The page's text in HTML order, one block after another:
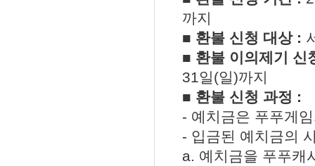
까지
■ 환불 신청 대상 :
■ 환불 이의제기 신
31일(일)까지
■ 환불 신청 과정 :
- 예치금은 푸푸게
- 입금된 예치금의
a. 예치금을 푸푸캐